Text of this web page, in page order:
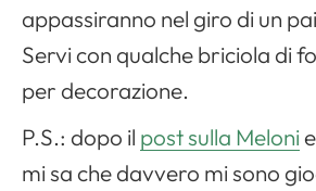
appassiranno nel giro di un
Servi con qualche briciola di
per decorazione.
P.S.: dopo il post sulla Meloni
mi sa che davvero mi sono